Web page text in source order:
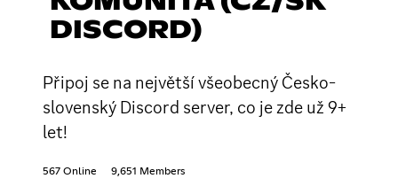
DISCORD)
Připoj se na největší všeobecný Česko-
slovenský Discord server, co je zde už 9+
let!
567 Online 9,651 Members